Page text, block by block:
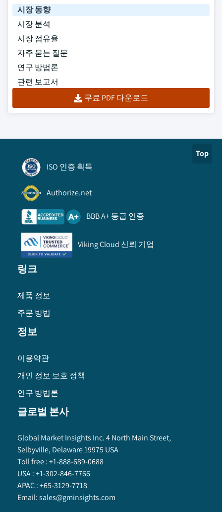
시장 동향
시장 분석
시장 점유율
자주 묻는 질문
연구 방법론
관련 보고서
무료 PDF 다운로드
Top
ISO 인증 획득
Authorize.net
BBB A+ 등급 인증
Viking Cloud 신뢰 기업
링크
제품 정보
주문 방법
정보
이용약관
개인 정보 보호 정책
연구 방법론
글로벌 본사
Global Market Insights Inc. 4 North Main Street,
Selbyville, Delaware 19975 USA
Toll free :+1-888-689-0688
USA :+1-302-846-7766
APAC :+65-3129-7718
Email:sales@gminsights.com